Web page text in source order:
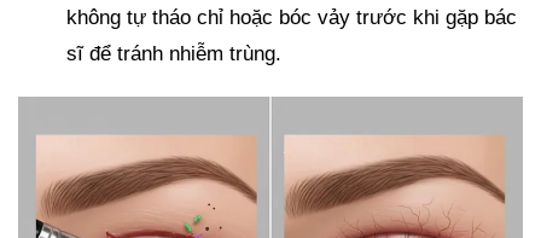
không tự tháo chỉ hoặc bóc vảy trước khi gặp bác
sĩ để tránh nhiễm trùng.